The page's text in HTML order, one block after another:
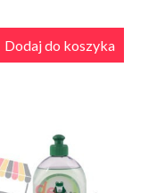
Dodaj do koszyka